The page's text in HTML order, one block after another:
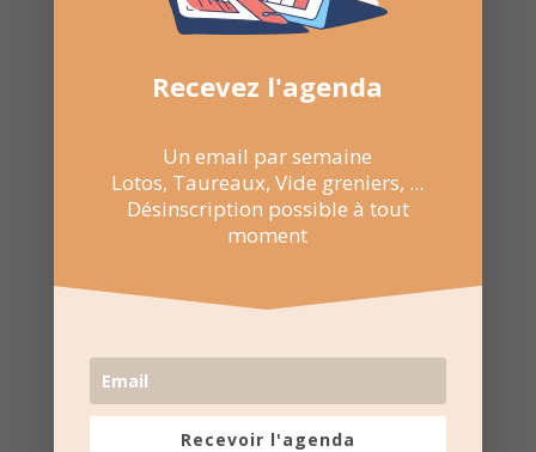
Recevez l'agenda
Un email par semaine
Lotos, Taureaux, Vide greniers, ...
Désinscription possible à tout
moment
Recevoir l'agenda